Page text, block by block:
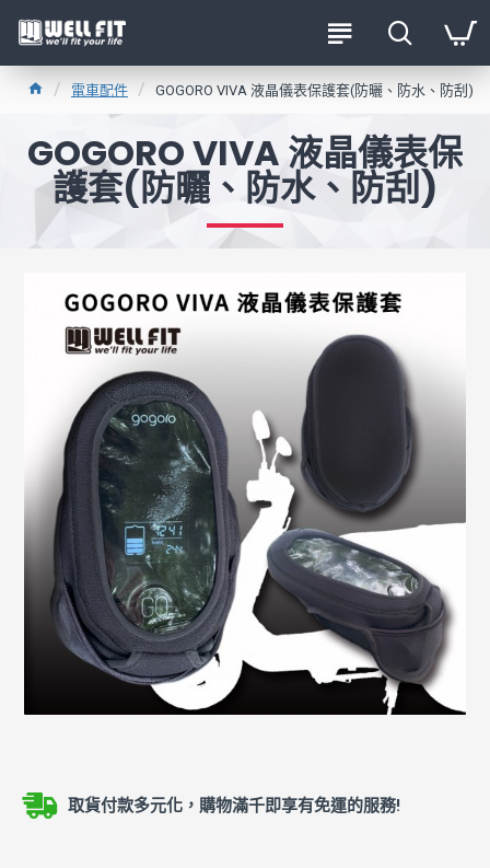
電車配件 GOGORO VIVA 液晶儀表保護套(防曬、防水、防刮)
GOGORO VIVA 液晶儀表保
護套(防曬、防水、防刮)
取貨付款多元化，購物滿千即享有免運的服務!